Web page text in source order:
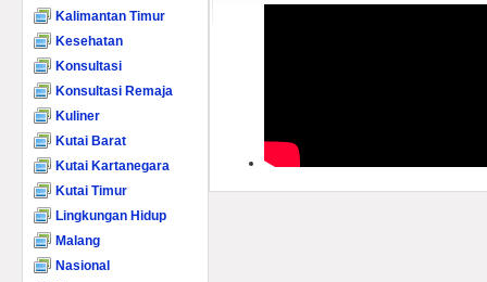
Kalimantan Timur
Kesehatan
Konsultasi
Konsultasi Remaja
Kuliner
Kutai Barat
Kutai Kartanegara
Kutai Timur
Lingkungan Hidup
Malang
Nasional